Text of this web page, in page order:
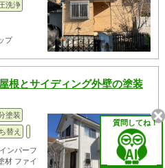
洗浄
プ
根とサイディング外壁の塗装
塗装
替え
ンパーフ
材 ファイ
質問してね！